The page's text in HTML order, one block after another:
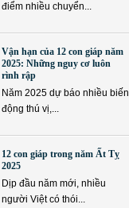
điểm nhiều chuyển...
Vận hạn của 12 con giáp năm
2025: Những nguy cơ luôn
rình rập
Năm 2025 dự báo nhiều biến
động thú vị,...
12 con giáp trong năm Ất Tỵ
2025
Dịp đầu năm mới, nhiều
người Việt có thói...